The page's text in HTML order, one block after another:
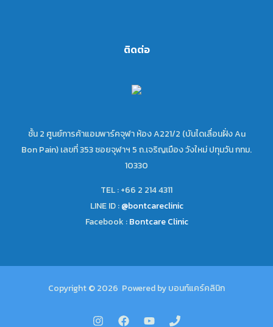
ติดต่อ
ชั้น 2 ศูนย์การค้าแอมพาร์คจุฬา ห้อง A221/2 (บันไดเลื่อนฝั่ง Au
Bon Pain) เลขที่ 353 ซอยจุฬาฯ 5 ถ.เจริญเมือง วังใหม่ ปทุมวัน กทม.
10330
TEL : +66 2 214 4311
LINE ID :@bontcareclinic
Facebook :Bontcare Clinic
Copyright © 2026 Powered by บอนท์แคร์คลินิก